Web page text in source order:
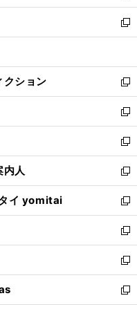
開
く
ウ
で
開
ン
ド
ウ
開
く
ウ
ィ
ン
ウ
で
開
く
し
い
ウ
ン
ド
ウ
で
開
く
新
し
ウ
ィ
ン
ド
ウ
で
開
く
クション
新
し
い
ウ
ィ
ン
ド
ウ
で
開
く
新
し
い
ウ
ィ
ン
ド
ウ
で
開
く
新
し
い
ウ
ィ
ン
ド
ウ
で
開
く
内人
新
し
い
ウ
ィ
ン
ド
ウ
で
開
イ yomitai
新
し
い
ウ
ィ
ン
ド
ウ
新
し
い
ウ
ィ
ン
新
し
い
ウ
新
し